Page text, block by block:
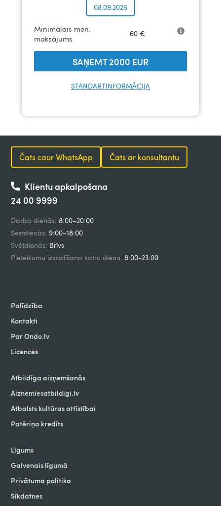
08.09.2026
Minimālais mēn.
maksājums
60 €
SAŅEMT2000 EUR
STANDARTINFORMĀCIJA
Čats caur WhatsApp Čats ar konsultantu
Klientu apkalpošana
24 00 9999
Darba dienās: 8:00–20:00
Sestdienās: 9:00–18:00
Svētdienās: Brīvs
Pieteikumu izskatīšana katru dienu: 8:00-23:00
Palīdzība
Kontakti
Par Ondo.lv
Licences
Atbildīga aizņemšanās
Aiznemiesatbildigi.lv
Atbalsts kultūras attīstībai
Patēriņa kredīts
Līgums
Galvenais līgumā
Privātuma politika
Sīkdatnes